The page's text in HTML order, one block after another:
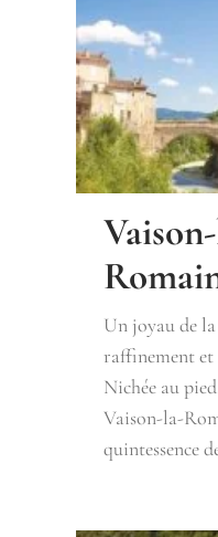
Un joyau de
raffinement
Nichée au
Vaison-la-
quintessence